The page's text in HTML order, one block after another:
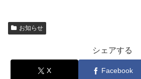
お知らせ
シェアする
X Facebook